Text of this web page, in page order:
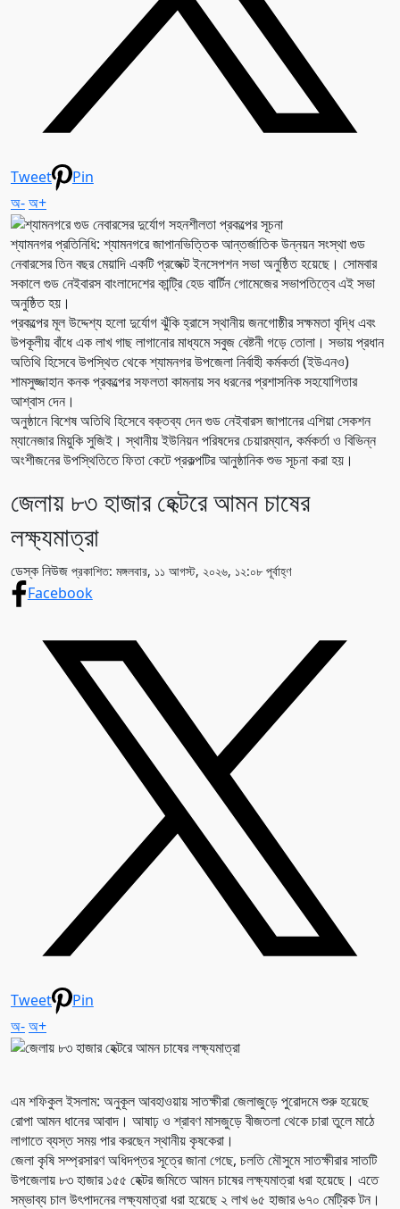
Tweet
Pin
অ-অ+
শ্যামনগর প্রতিনিধি: শ্যামনগরে জাপানভিত্তিক আন্তর্জাতিক উন্নয়ন সংস্থা গুড
নেবারসের তিন বছর মেয়াদি একটি প্রজেক্ট ইনসেপশন সভা অনুষ্ঠিত হয়েছে। সোমবার
সকালে গুড নেইবারস বাংলাদেশের কান্ট্রি হেড বার্টিন গোমেজের সভাপতিত্বে এই সভা
অনুষ্ঠিত হয়।
প্রকল্পের মূল উদ্দেশ্য হলো দুর্যোগ ঝুঁকি হ্রাসে স্থানীয় জনগোষ্ঠীর সক্ষমতা বৃদ্ধি এবং
উপকূলীয় বাঁধে এক লাখ গাছ লাগানোর মাধ্যমে সবুজ বেষ্টনী গড়ে তোলা। সভায় প্রধান
অতিথি হিসেবে উপস্থিত থেকে শ্যামনগর উপজেলা নির্বাহী কর্মকর্তা (ইউএনও)
শামসুজ্জাহান কনক প্রকল্পের সফলতা কামনায় সব ধরনের প্রশাসনিক সহযোগিতার
আশ্বাস দেন।
অনুষ্ঠানে বিশেষ অতিথি হিসেবে বক্তব্য দেন গুড নেইবারস জাপানের এশিয়া সেকশন
ম্যানেজার মিয়ুকি সুজিই। স্থানীয় ইউনিয়ন পরিষদের চেয়ারম্যান, কর্মকর্তা ও বিভিন্ন
অংশীজনের উপস্থিতিতে ফিতা কেটে প্রকল্পটির আনুষ্ঠানিক শুভ সূচনা করা হয়।
জেলায় ৮৩ হাজার হেক্টরে আমন চাষের
লক্ষ্যমাত্রা
ডেস্ক নিউজ প্রকাশিত: মঙ্গলবার, ১১ আগস্ট, ২০২৬, ১২:০৮ পূর্বাহ্ণ
Facebook
Tweet
Pin
অ-অ+
এম শফিকুল ইসলাম: অনুকূল আবহাওয়ায় সাতক্ষীরা জেলাজুড়ে পুরোদমে শুরু হয়েছে
রোপা আমন ধানের আবাদ। আষাঢ় ও শ্রাবণ মাসজুড়ে বীজতলা থেকে চারা তুলে মাঠে
লাগাতে ব্যস্ত সময় পার করছেন স্থানীয় কৃষকেরা।
জেলা কৃষি সম্প্রসারণ অধিদপ্তর সূত্রে জানা গেছে, চলতি মৌসুমে সাতক্ষীরার সাতটি
উপজেলায় ৮৩ হাজার ১৫৫ হেক্টর জমিতে আমন চাষের লক্ষ্যমাত্রা ধরা হয়েছে। এতে
সম্ভাব্য চাল উৎপাদনের লক্ষ্যমাত্রা ধরা হয়েছে ২ লাখ ৬৫ হাজার ৬৭০ মেট্রিক টন।